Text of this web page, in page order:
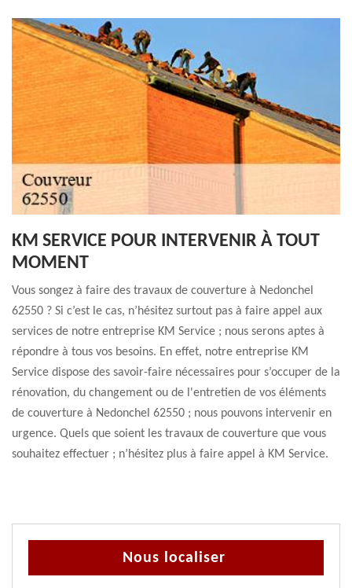
KM SERVICE POUR INTERVENIR À TOUT
MOMENT
Vous songez à faire des travaux de couverture à Nedonchel
62550 ? Si c’est le cas, n’hésitez surtout pas à faire appel aux
services de notre entreprise KM Service ; nous serons aptes à
répondre à tous vos besoins. En effet, notre entreprise KM
Service dispose des savoir-faire nécessaires pour s’occuper de la
rénovation, du changement ou de l'entretien de vos éléments
de couverture à Nedonchel 62550 ; nous pouvons intervenir en
urgence. Quels que soient les travaux de couverture que vous
souhaitez effectuer ; n’hésitez plus à faire appel à KM Service.
Nous localiser